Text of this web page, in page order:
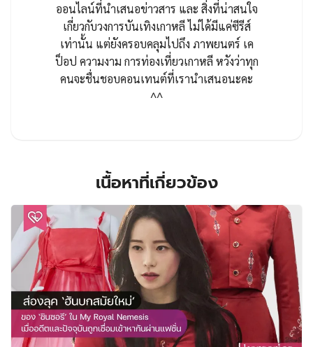
ออนไลน์ที่นำเสนอข่าวสาร และ สิ่งที่น่าสนใจ
เกี่ยวกับวงการบันเทิงเกาหลี ไม่ได้มีแค่ซีรีส์
เท่านั้น แต่ยังครอบคลุมไปถึง ภาพยนตร์ เค
ป็อป ความงาม การท่องเที่ยวเกาหลี หวังว่าทุก
คนจะชื่นชอบคอนเทนต์ที่เรานำเสนอนะคะ
^^
เนื้อหาที่เกี่ยวข้อง